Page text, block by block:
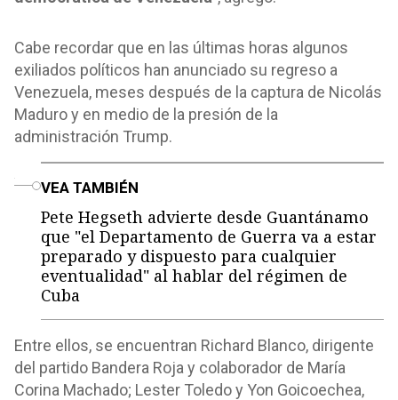
Cabe recordar que en las últimas horas algunos
exiliados políticos han anunciado su regreso a
Venezuela, meses después de la captura de Nicolás
Maduro y en medio de la presión de la
administración Trump.
VEA TAMBIÉN
Pete Hegseth advierte desde Guantánamo
que "el Departamento de Guerra va a estar
preparado y dispuesto para cualquier
eventualidad" al hablar del régimen de
Cuba
Entre ellos, se encuentran Richard Blanco, dirigente
del partido Bandera Roja y colaborador de María
Corina Machado; Lester Toledo y Yon Goicoechea,